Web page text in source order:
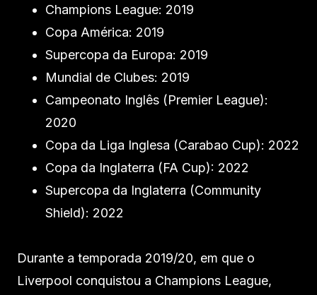
Champions League: 2019
Copa América: 2019
Supercopa da Europa: 2019
Mundial de Clubes: 2019
Campeonato Inglês (Premier League):
2020
Copa da Liga Inglesa (Carabao Cup): 2022
Copa da Inglaterra (FA Cup): 2022
Supercopa da Inglaterra (Community
Shield): 2022
Durante a temporada 2019/20, em que o
Liverpool conquistou a Champions League,